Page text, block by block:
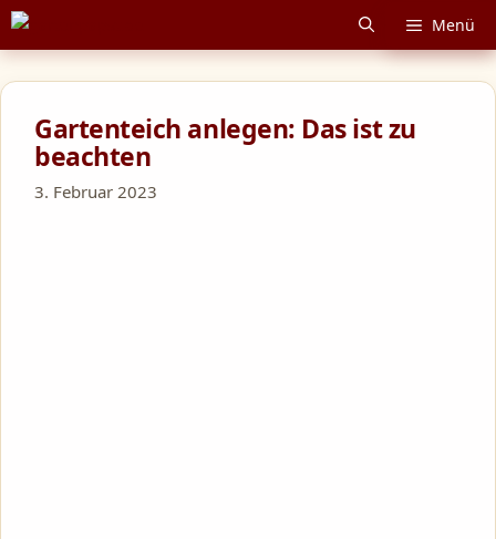
Zum
Inhalt
springen
Menü
Gartenteich anlegen: Das ist zu
beachten
3. Februar 2023